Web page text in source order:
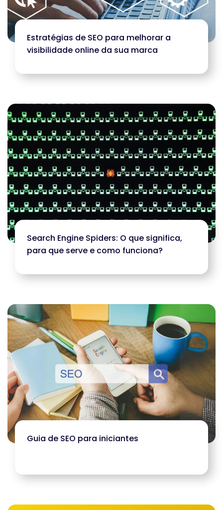
Estratégias de SEO para melhorar a
visibilidade online da sua marca
Search Engine Spiders: O que significa,
para que serve e como funciona?
Guia de SEO para iniciantes